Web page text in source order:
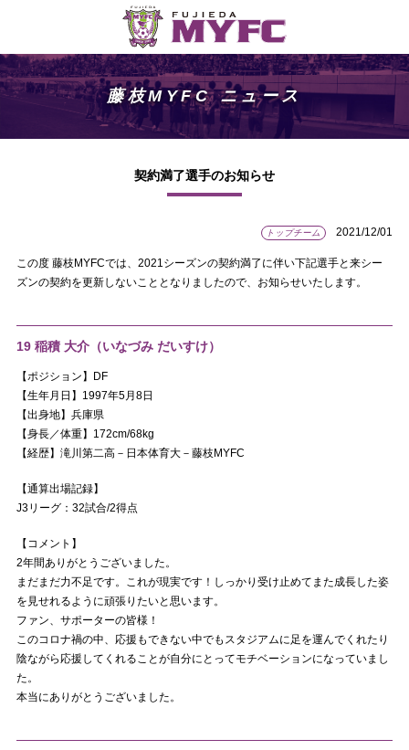
藤枝MYFC ニュース
契約満了選手のお知らせ
トップチーム 2021/12/01
この度 藤枝MYFCでは、2021シーズンの契約満了に伴い下記選手と来シー
ズンの契約を更新しないこととなりましたので、お知らせいたします。
19 稲積 大介（いなづみ だいすけ）
【ポジション】DF
【生年月日】1997年5月8日
【出身地】兵庫県
【身長／体重】172cm/68kg
【経歴】滝川第二高－日本体育大－藤枝MYFC
【通算出場記録】
J3リーグ：32試合/2得点
【コメント】
2年間ありがとうございました。
まだまだ力不足です。これが現実です！しっかり受け止めてまた成長した姿
を見せれるように頑張りたいと思います。
ファン、サポーターの皆様！
このコロナ禍の中、応援もできない中でもスタジアムに足を運んでくれたり
陰ながら応援してくれることが自分にとってモチベーションになっていまし
た。
本当にありがとうございました。